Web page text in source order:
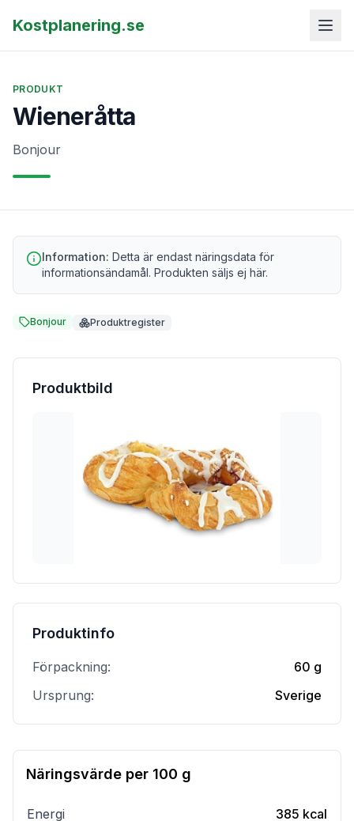
Kostplanering.se
PRODUKT
Wieneråtta
Bonjour
Information: Detta är endast näringsdata för
informationsändamål. Produkten säljs ej här.
Bonjour Produktregister
Produktbild
Produktinfo
Förpackning:
60 g
Ursprung:
Sverige
Näringsvärde per 100 g
Energi 385 kcal